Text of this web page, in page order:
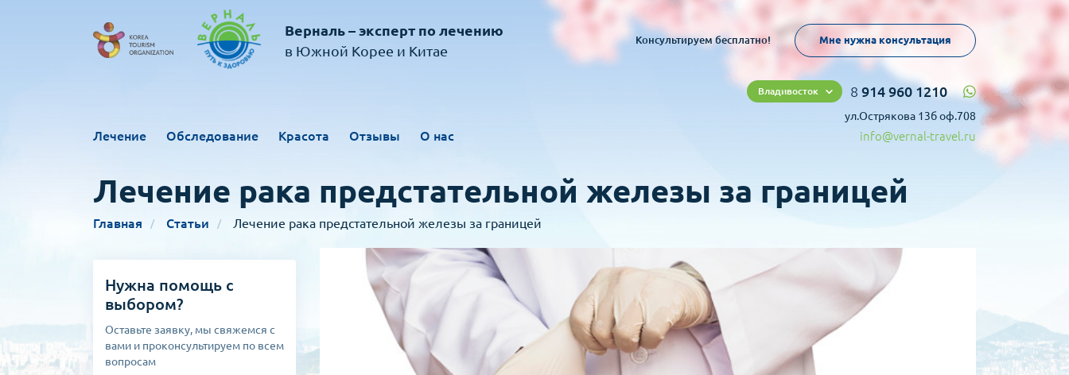
Верналь – эксперт по лечению
в Южной Корее и Китае
Консультируем бесплатно! Мне нужна консультация
Лечение Обследование Красота Отзывы О нас
Владивосток 8 914 960 1210
ул.Острякова 13б оф.708
info@vernal-travel.ru
Лечение рака предстательной железы за границей
Главная Статьи Лечение рака предстательной железы за границей
Нужна помощь с
выбором?
Оставьте заявку, мы свяжемся с
вами и проконсультируем по всем
вопросам